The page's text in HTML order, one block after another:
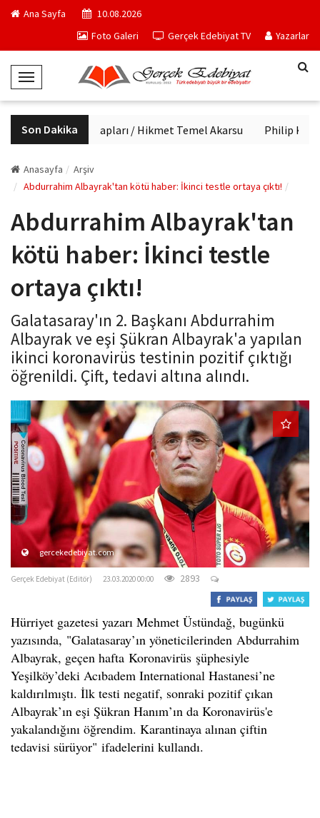
Ana Sayfa
10.08.2026
Foto Galeri
Gerçek Edebiyat TV Yazarlar
T
o
g
g
e
N
v
g
t
o
n
Son Dakika
Haftanın kitapları / Hikmet Temel Akarsu Philip K.
Anasayfa
Arşiv
Abdurrahim Albayrak'tan kötü haber: İkinci testle ortaya çıktı!
Abdurrahim Albayrak'tan
kötü haber: İkinci testle
ortaya çıktı!
Galatasaray'ın 2. Başkanı Abdurrahim
Albayrak ve eşi Şükran Albayrak'a yapılan
ikinci koronavirüs testinin pozitif çıktığı
öğrenildi. Çift, tedavi altına alındı.
gercekedebiyat.com
Gerçek Edebiyat (Editör) 23.03.2020 00:00 2893
Hürriyet gazetesi yazarı Mehmet Üstündağ, bugünkü
yazısında, "Galatasaray’ın yöneticilerinden Abdurrahim
Albayrak, geçen hafta Koronavirüs şüphesiyle
Yeşilköy’deki Acıbadem International Hastanesi’ne
kaldırılmıştı. İlk testi negatif, sonraki pozitif çıkan
Albayrak’ın eşi Şükran Hanım’ın da Koronavirüs'e
yakalandığını öğrendim. Karantinaya alınan çiftin
tedavisi sürüyor" ifadelerini kullandı.